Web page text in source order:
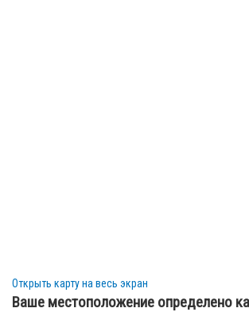
Открыть карту на весь экран
Ваше местоположение определено